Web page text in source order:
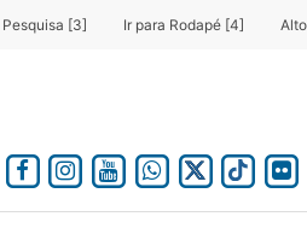
Pesquisa [3] Ir para Rodapé [4]